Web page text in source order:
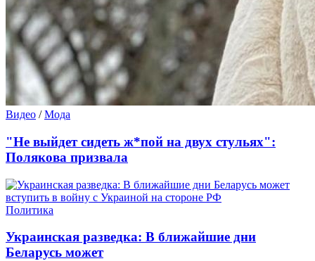
Видео /Мода
"Не выйдет сидеть ж*пой на двух стульях":
Полякова призвала
Политика
Украинская разведка: В ближайшие дни
Беларусь может